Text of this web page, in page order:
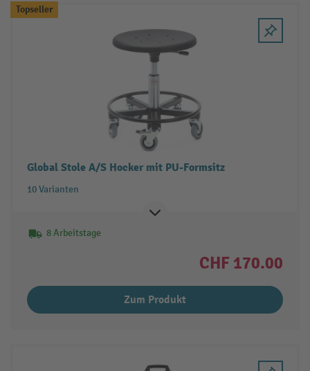
Topseller
Global Stole A/S Hocker mit PU-Formsitz
10 Varianten
8 Arbeitstage
CHF 170.00
Zum Produkt